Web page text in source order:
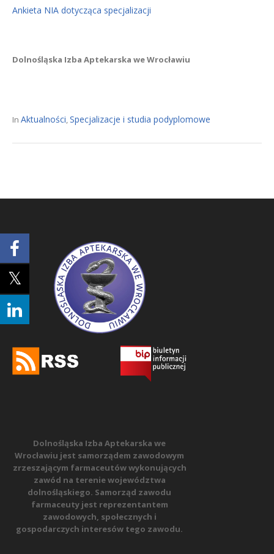
Ankieta NIA dotycząca specjalizacji
Dolnośląska Izba Aptekarska we Wrocławiu
In Aktualności,Specjalizacje i studia podyplomowe
Dolnośląska Izba Aptekarska we
Wrocławiu jest samorządem zawodowym
zrzeszającym farmaceutów wykonujących
zawód na terenie województwa
dolnośląskiego. Samorząd zawodu
farmaceuty jest reprezentantem
zawodowych, społecznych i
gospodarczych interesów tego zawodu.